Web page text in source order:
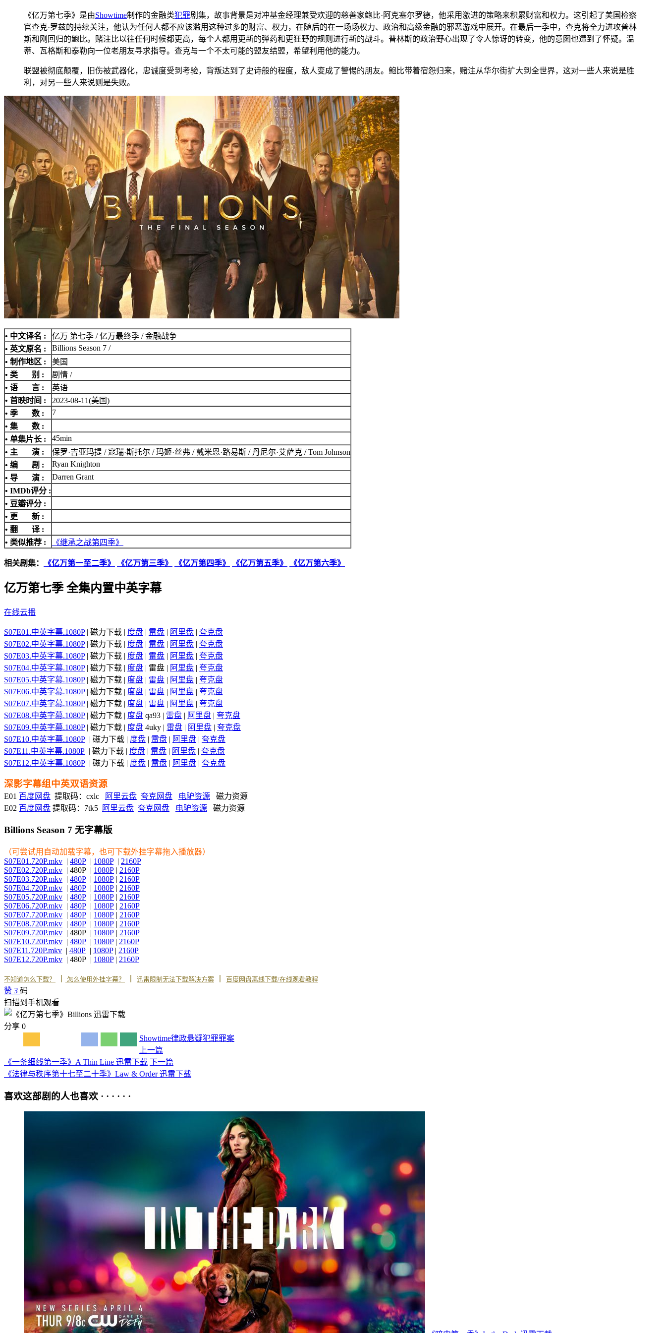
《亿万第七季》是由Showtime制作的金融类犯罪剧集，故事背景是对冲基金经理兼受欢迎的慈善家鲍比·阿克塞尔罗德，他采用激进的策略来积累财富和权力。这引起了美国检察
官查克·罗兹的持续关注，他认为任何人都不应该滥用这种过多的财富、权力，在随后的在一场场权力、政治和高级金融的邪恶游戏中展开。在最后一季中，查克将全力进攻普林
斯和刚回归的鲍比。赌注比以往任何时候都更高，每个人都用更新的弹药和更狂野的规则进行新的战斗。普林斯的政治野心出现了令人惊讶的转变，他的意图也遭到了怀疑。温
蒂、瓦格斯和泰勒向一位老朋友寻求指导。查克与一个不太可能的盟友结盟，希望利用他的能力。
联盟被彻底颠覆，旧伤被武器化，忠诚度受到考验，背叛达到了史诗般的程度，敌人变成了警惕的朋友。鲍比带着宿怨归来，赌注从华尔街扩大到全世界，这对一些人来说是胜
利，对另一些人来说则是失败。
• 中文译名 :
亿万 第七季 / 亿万最终季 / 金融战争
• 英文原名 :
Billions Season 7 /
• 制作地区 :
美国
• 类 别 :
剧情 /
• 语 言 :
英语
• 首映时间 :
2023-08-11(美国)
• 季 数 :
7
• 集 数 :
• 单集片长 :
45min
• 主 演 :
保罗·吉亚玛提 / 寇瑞·斯托尔 / 玛姬·丝弗 / 戴米恩·路易斯 / 丹尼尔·艾萨克 / Tom Johnson
• 编 剧 :
Ryan Knighton
• 导 演 :
Darren Grant
• IMDb评分 :
• 豆瓣评分 :
• 更 新 :
• 翻 译 :
• 类似推荐 :
《继承之战第四季》
相关剧集： 《亿万第一至二季》 《亿万第三季》 《亿万第四季》 《亿万第五季》 《亿万第六季》
亿万第七季 全集内置中英字幕
在线云播
S07E01.中英字幕.1080P| 磁力下载 | 度盘 | 雷盘 | 阿里盘 | 夸克盘
S07E02.中英字幕.1080P| 磁力下载 | 度盘 | 雷盘 | 阿里盘 | 夸克盘
S07E03.中英字幕.1080P| 磁力下载 | 度盘 | 雷盘 | 阿里盘 | 夸克盘
S07E04.中英字幕.1080P| 磁力下载 | 度盘 | 雷盘 | 阿里盘 | 夸克盘
S07E05.中英字幕.1080P| 磁力下载 | 度盘 | 雷盘 | 阿里盘 | 夸克盘
S07E06.中英字幕.1080P| 磁力下载 | 度盘 | 雷盘 | 阿里盘 | 夸克盘
S07E07.中英字幕.1080P| 磁力下载 | 度盘 | 雷盘 | 阿里盘 | 夸克盘
S07E08.中英字幕.1080P| 磁力下载 | 度盘 qa93 | 雷盘 | 阿里盘 | 夸克盘
S07E09.中英字幕.1080P| 磁力下载 | 度盘 4uky | 雷盘 | 阿里盘 | 夸克盘
S07E10.中英字幕.1080P | 磁力下载 | 度盘 | 雷盘 | 阿里盘 | 夸克盘
S07E11.中英字幕.1080P | 磁力下载 | 度盘 | 雷盘 | 阿里盘 | 夸克盘
S07E12.中英字幕.1080P | 磁力下载 | 度盘 | 雷盘 | 阿里盘 | 夸克盘
深影字幕组中英双语资源
E01 百度网盘 提取码：cxlc 阿里云盘 夸克网盘 电驴资源 磁力资源
E02 百度网盘 提取码：7tk5 阿里云盘 夸克网盘 电驴资源 磁力资源
Billions Season 7 无字幕版
（可尝试用自动加载字幕，也可下载外挂字幕拖入播放器）
S07E01.720P.mkv | 480P | 1080P| 2160P
S07E02.720P.mkv | 480P | 1080P | 2160P
S07E03.720P.mkv | 480P | 1080P | 2160P
S07E04.720P.mkv | 480P | 1080P | 2160P
S07E05.720P.mkv | 480P | 1080P | 2160P
S07E06.720P.mkv | 480P | 1080P | 2160P
S07E07.720P.mkv | 480P | 1080P | 2160P
S07E08.720P.mkv | 480P | 1080P | 2160P
S07E09.720P.mkv | 480P | 1080P | 2160P
S07E10.720P.mkv | 480P | 1080P| 2160P
S07E11.720P.mkv | 480P | 1080P| 2160P
S07E12.720P.mkv | 480P | 1080P| 2160P
不知道怎么下载？ 怎么使用外挂字幕？ 迅雷限制无法下载解决方案 百度网盘离线下载/在线观看教程
赞 3 码
扫描到手机观看
分享 0
Showtime律政悬疑犯罪罪案
上一篇
《一条细线第一季》A Thin Line 迅雷下载 下一篇
《法律与秩序第十七至二十季》Law & Order 迅雷下载
喜欢这部剧的人也喜欢 · · · · · ·